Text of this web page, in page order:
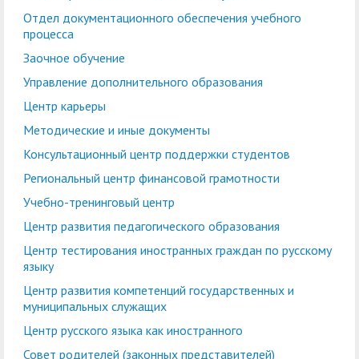
Управление по
правовой и кадровой
работе
Управление
финансового контроля
Планово-финансовое
управление
комплексной
безопасности
Координационный
центр
Антитеррористическая
Противодействие
коррупции
Центр цифрового
развития
информационной
политике и связям с
Отдел практической
подготовки студентов
Отдел
процесса
Заочное обучение
образования
Центр карьеры
документы
Консультационный
центр поддержки
студентов
Региональный центр
финансовой
Учебно-тренинговый
Центр развития
воспитательной работе
Центр
добровольчества
«Абилимпикс»
Экскурсионно-
Ассоциация
выпускников
Информационные
материалы
кадров
Лаборатории, НШ,
кафедра
Научные мероприятия в
ГАГУ
гостеприимства
Национальный проект
«Наука и
университеты»
Военно-патриотический
клуб "БАРС"
Отдел документационного обеспечения учебного
процесса
Заочное обучение
Управление дополнительного образования
Центр карьеры
Методические и иные документы
Консультационный центр поддержки студентов
Региональный центр финансовой грамотности
Учебно-тренинговый центр
Центр развития педагогического образования
Центр тестирования иностранных граждан по русскому
языку
Центр развития компетенций государственных и
муниципальных служащих
Центр русского языка как иностранного
Совет родителей (законных представителей)